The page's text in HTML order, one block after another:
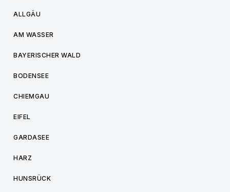
ALLGÄU
AM WASSER
BAYERISCHER WALD
BODENSEE
CHIEMGAU
EIFEL
GARDASEE
HARZ
HUNSRÜCK